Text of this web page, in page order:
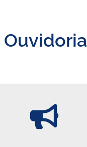
Ouvidoria